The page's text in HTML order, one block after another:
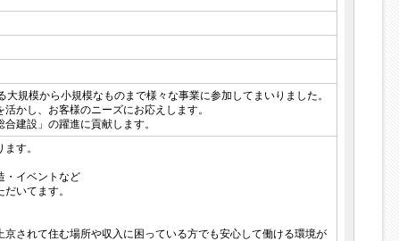
規模から小規模なものまで様々な事業に参加してまいりました。
かし、お客様のニーズにお応えします。
建設」の躍進に貢献します。
す。
・イベントなど
いてます。
されて住む場所や収入に困っている方でも安心して働ける環境が